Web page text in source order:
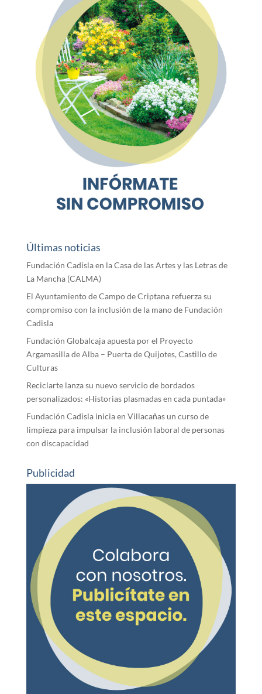
Últimas noticias
Fundación Cadisla en la Casa de las Artes y las Letras de
La Mancha (CALMA)
El Ayuntamiento de Campo de Criptana refuerza su
compromiso con la inclusión de la mano de Fundación
Cadisla
Fundación Globalcaja apuesta por el Proyecto
Argamasilla de Alba – Puerta de Quijotes, Castillo de
Culturas
Reciclarte lanza su nuevo servicio de bordados
personalizados: «Historias plasmadas en cada puntada»
Fundación Cadisla inicia en Villacañas un curso de
limpieza para impulsar la inclusión laboral de personas
con discapacidad
Publicidad